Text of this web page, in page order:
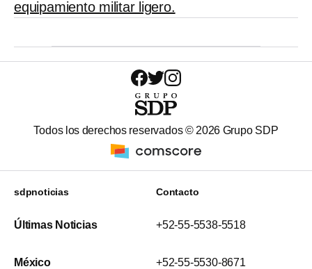
equipamiento militar ligero.
Todos los derechos reservados © 2026 Grupo SDP
sdpnoticias
Últimas Noticias
México
Contacto
+52-55-5538-5518
+52-55-5530-8671